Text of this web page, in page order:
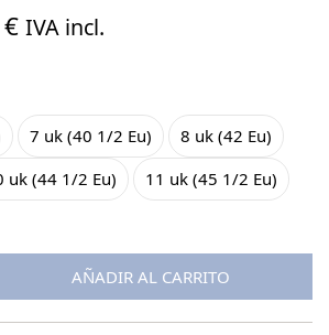
€El
es:
64,00 €.
IVA incl.
7 uk (40 1/2 Eu)
8 uk (42 Eu)
uk (44 1/2 Eu) 11 uk (45 1/2 Eu)
AÑADIR AL CARRITO